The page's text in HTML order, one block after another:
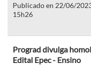
Publicado en 22/06/
15h26
Prograd divulga
Edital Epec - Ensino